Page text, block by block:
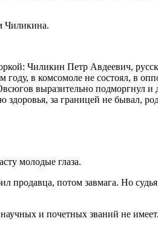
Чиликина.
Чиликин Петр Авдеевич,
году, в комсомоле не состоял, в
выразительно подморгнул и
за границей не бывал,
молодые глаза.
потом завмага. Но
и почетных званий не